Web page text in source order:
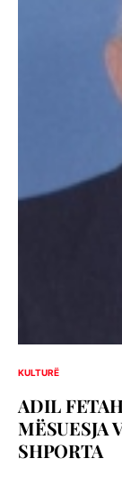
KULTURË
ADIL
MËSUESJA
SHPORTA